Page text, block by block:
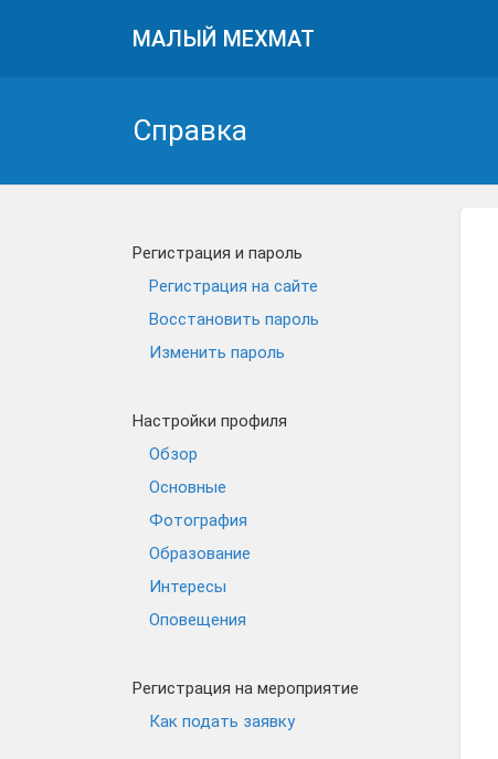
МАЛЫЙ МЕХМАТ
Cправка
Регистрация и пароль
Регистрация на сайте
Восстановить пароль
Изменить пароль
Настройки профиля
Обзор
Основные
Фотография
Образование
Интересы
Оповещения
Регистрация на мероприятие
Как подать заявку